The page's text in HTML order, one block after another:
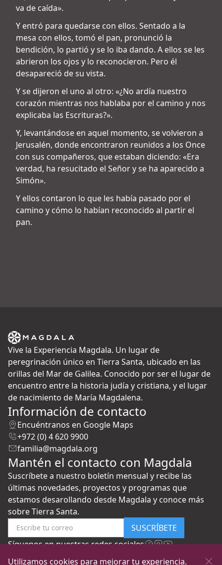
va de caída».
Y entró para quedarse con ellos. Sentado a la
mesa con ellos, tomó el pan, pronunció la
bendición, lo partió y se lo iba dando. A ellos se les
abrieron los ojos y lo reconocieron. Pero él
desapareció de su vista.
Y se dijeron el uno al otro: «¿No ardía nuestro
corazón mientras nos hablaba por el camino y nos
explicaba las Escrituras?».
Y, levantándose en aquel momento, se volvieron a
Jerusalén, donde encontraron reunidos a los Once
con sus compañeros, que estaban diciendo: «Era
verdad, ha resucitado el Señor y se ha aparecido a
Simón».
Y ellos contaron lo que les había pasado por el
camino y cómo lo habían reconocido al partir el
pan.
Vive la Experiencia Magdala. Un lugar de
peregrinación único en Tierra Santa, ubicado en las
orillas del Mar de Galilea. Conocido por ser el lugar de
encuentro entre la historia judía y cristiana, y el lugar
de nacimiento de María Magdalena.
Información de contacto
Encuéntranos en Google Maps
+972 (0) 4 620 9900
familia@magdala.org
Mantén el contacto con Magdala
Suscríbete a nuestro boletín mensual y recibe las
últimas novedades, proyectos y programas que
estamos desarollando desde Magdala y conoce más
sobre Tierra Santa.
SUSCRÍBETE
Síguenos en nuestras redes sociales
Utilizamos cookies para mejorar tu experiencia.